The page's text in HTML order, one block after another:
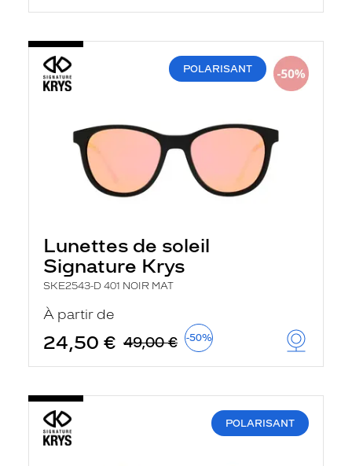
POLARISANT
Lunettes de soleil
Signature Krys
SKE2543-D 401 NOIR MAT
À partir de
24,50 € 49,00 € -50%
POLARISANT